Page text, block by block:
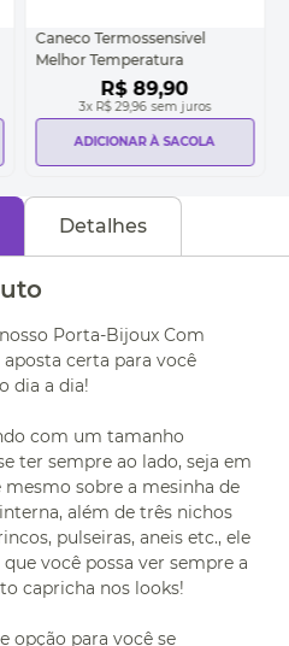
Caneco Termossensivel
Melhor Temperatura
R$ 89,90
3x R$ 29,96 sem juros
ADICIONAR À SACOLA
Detalhes
Porta-Bijoux Com
aposta certa para você
dia a dia!
com um tamanho
ter sempre ao lado, seja em
sobre a mesinha de
além de três nichos
pulseiras, aneis etc., ele
você possa ver sempre a
capricha nos looks!
opção para você se